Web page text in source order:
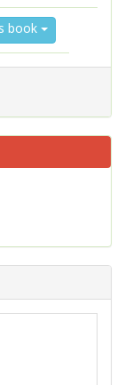
book